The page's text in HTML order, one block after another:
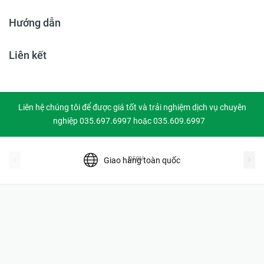
Hướng dẫn
Liên kết
Liên hệ chúng tôi để được giá tốt và trải nghiệm dịch vụ chuyên
nghiệp 035.697.6997 hoặc 035.609.6997
Giao hàng toàn quốc
prev